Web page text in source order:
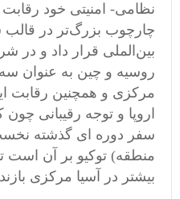
نظامی- امنیتی خود
چارچوب بزرگ‌تر در
بین‌الملی قرار داد و در
روسیه و چین به عنوان
مرکزی و همچنین رقابت
اروپا و توجه رقیبانی
سفر دوره ای گذشته
منطقه) توکیو بر آن است
بیشتر در آسیا مرکزی